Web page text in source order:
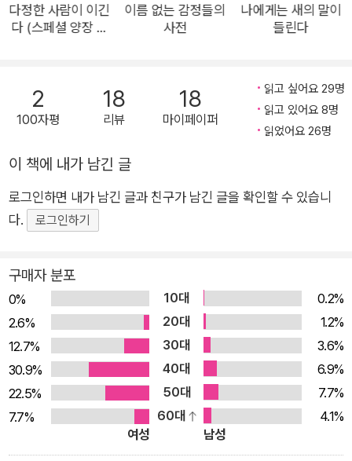
을 도서관으로 개방하고 개인 장서를 공유하는 일은 ‘혼자 감당할
수 없는 문제를 함께 고민해달라’는 절박한 초대였다. 그 간절함
함과 부족함이 그대로 드러나는 책을 펼쳐 기꺼이 자신의 이야기
를 덧붙였다. 취약함의 궤적을 따라 함께 읽고 함께 생각하는 일
넣어주었다. 《나는 숲속 도서관의 사서입니다》는 도서관을 열기
까지의 사연부터 책이라는 창문을 통해 만난 새로운 세계, 함께
책을 읽는 행위가 가져다준 돌봄과 회복의 경험 등을 따뜻한 필치
로 담아냈다. 책에 실린 사진은 루차 리브로를 더욱 입체적으로
관을 함께 운영하는 고양이 관장 ‘가보스’와 반려견 ‘오크라’의 편
안한 모습, 노란 불빛 아래 가지런히 꽂힌 장서를 보고 있노라면
당장이라도 그곳으로 향하고 싶어진다. “나는 불완전한 사서입니
다.” 함께 읽는다는 건 취약함을 내보이며 서로 돕는 존재가 되는
과정 이 책의 원제는 ‘불완전한 사서’다. 저자는 아르헨티나 작가
호르헤 루이스 보르헤스의 유명한 단편 〈바벨의 도서관〉에서 이
표현을 빌려왔다. 본디 〈바벨의 도서관〉에서는 도서관(책)이라는
완전성·무한성에 대비한 사서(인간)의 불완전성·유한성, 알면 알
다정한 사람이 이긴
다 (스페셜 양장 리
이름 없는 감정들의
사전
나에게는 새의 말이
들린다
2
100자평
18
리뷰
18
마이페이퍼
읽고 싶어요 29명
읽고 있어요 8명
읽었어요 26명
이 책에 내가 남긴 글
로그인하면 내가 남긴 글과 친구가 남긴 글을 확인할 수 있습니
다.
로그인하기
구매자 분포
0% 10대
0.2%
2.6%
20대
1.2%
12.7%
30대
3.6%
30.9%
40대
6.9%
22.5%
50대
7.7%
7.7%
60대
4.1%
여성
남성